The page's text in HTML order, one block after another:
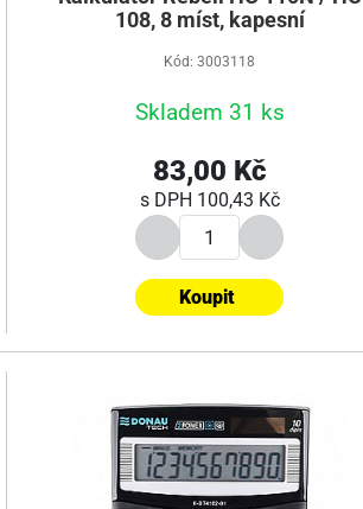
108, 8 míst, kapesní
Kód: 3003118
Skladem 31 ks
83,00 Kč
s DPH 100,43 Kč
Koupit